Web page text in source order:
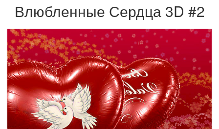
Влюбленные Сердца 3D #2